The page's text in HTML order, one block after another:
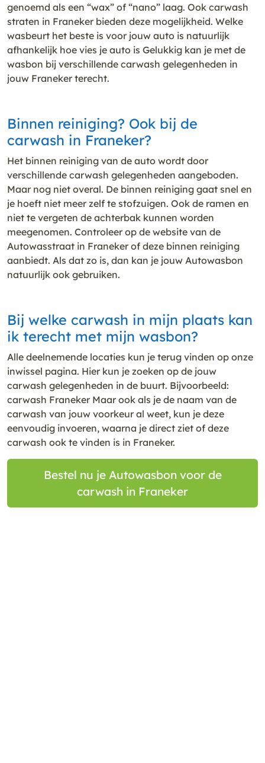
genoemd als een “wax” of “nano” laag. Ook carwash
straten in Franeker bieden deze mogelijkheid. Welke
wasbeurt het beste is voor jouw auto is natuurlijk
afhankelijk hoe vies je auto is Gelukkig kan je met de
wasbon bij verschillende carwash gelegenheden in
jouw Franeker terecht.
Binnen reiniging? Ook bij de
carwash in Franeker?
Het binnen reiniging van de auto wordt door
verschillende carwash gelegenheden aangeboden.
Maar nog niet overal. De binnen reiniging gaat snel en
je hoeft niet meer zelf te stofzuigen. Ook de ramen en
niet te vergeten de achterbak kunnen worden
meegenomen. Controleer op de website van de
Autowasstraat in Franeker of deze binnen reiniging
aanbiedt. Als dat zo is, dan kan je jouw Autowasbon
natuurlijk ook gebruiken.
Bij welke carwash in mijn plaats kan
ik terecht met mijn wasbon?
Alle deelnemende locaties kun je terug vinden op onze
inwissel pagina. Hier kun je zoeken op de jouw
carwash gelegenheden in de buurt. Bijvoorbeeld:
carwash Franeker Maar ook als je de naam van de
carwash van jouw voorkeur al weet, kun je deze
eenvoudig invoeren, waarna je direct ziet of deze
carwash ook te vinden is in Franeker.
Bestel nu je Autowasbon voor de
carwash in Franeker